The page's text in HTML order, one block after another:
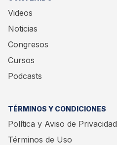
Videos
Noticias
Congresos
Cursos
Podcasts
TÉRMINOS Y CONDICIONES
Política y Aviso de Privacidad
Términos de Uso